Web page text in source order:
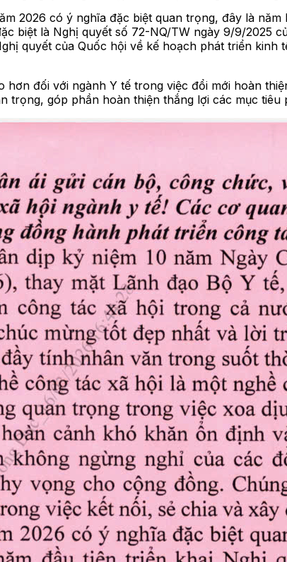
2026 có ý nghĩa đặc biệt quan trọng, đây là
biệt là Nghị quyết số 72-NQ/TW ngày 9/9/2025
quyết của Quốc hội về kế hoạch phát triển kinh
đối với ngành Y tế trong việc đổi mới hoàn
trọng, góp phần hoàn thiện thắng lợi các mục tiêu